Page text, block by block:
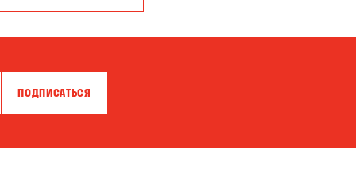
Бровары
Гатное
ПОДПИСАТЬСЯ